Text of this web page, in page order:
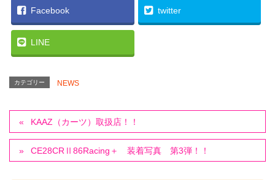
Facebook twitter
LINE
カテゴリー NEWS
KAAZ（カーツ）取扱店！！
CE28CRⅡ86Racing＋ 装着写真 第3弾！！